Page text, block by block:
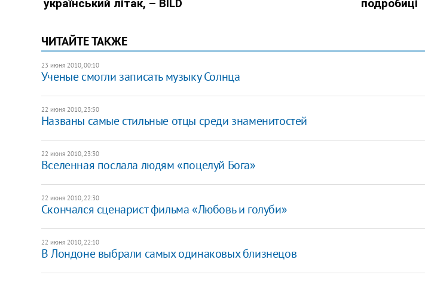
ЧИТАЙТЕ ТАКЖЕ
23 июня 2010, 00:10
Ученые смогли записать музыку Солнца
22 июня 2010, 23:50
Названы самые стильные отцы среди знаменитостей
22 июня 2010, 23:30
Вселенная послала людям «поцелуй Бога»
22 июня 2010, 22:30
Скончался сценарист фильма «Любовь и голуби»
22 июня 2010, 22:10
В Лондоне выбрали самых одинаковых близнецов